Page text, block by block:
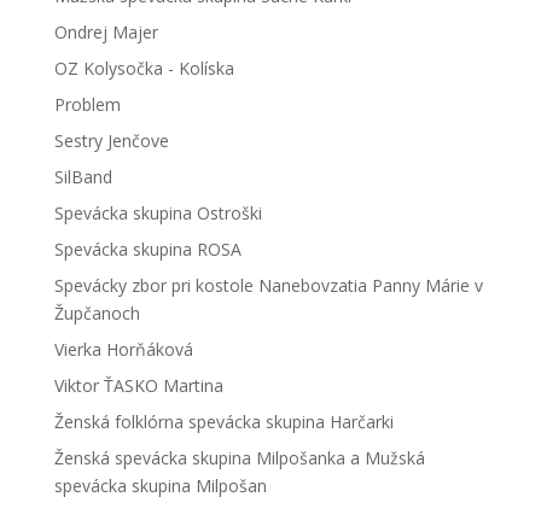
Ondrej Majer
OZ Kolysočka - Kolíska
Problem
Sestry Jenčove
SilBand
Spevácka skupina Ostroški
Spevácka skupina ROSA
Spevácky zbor pri kostole Nanebovzatia Panny Márie v
Župčanoch
Vierka Horňáková
Viktor ŤASKO Martina
Ženská folklórna spevácka skupina Harčarki
Ženská spevácka skupina Milpošanka a Mužská
spevácka skupina Milpošan